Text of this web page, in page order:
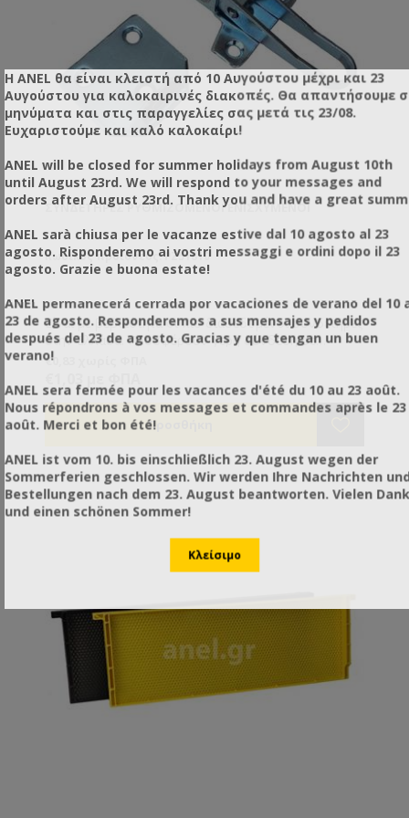
ΣΥΝΔΕΤΉΡΕΣ ΡΥΘΜΙΖΌΜΕΝΟΙ ΕΝΙΣΧΥΜΈΝΟΙ
Κωδικός προϊόντος: PZ51810
Είναι με βεβαιότητα οι πιο διαδεδομένοι συνδετήρες
στην Ελλάδα. Προσφέρουν γερή σύνδεση σε
πατώματα, βάσεις και καπάκι, ενώ ρυθμίζονται σε
σίδερο.Ελληνικής κατασκευής.
€0,83 χωρίς ΦΠΑ
Η ANEL θα είναι κλειστή από 10 Αυγούστου μέχρι και 23
Αυγούστου για καλοκαιρινές διακοπές. Θα απαντήσουμε
μηνύματα και στις παραγγελίες σας μετά τις 23/08.
Ευχαριστούμε και καλό καλοκαίρι!
ANEL will be closed for summer holidays from August 10th
until August 23rd. We will respond to your messages and
orders after August 23rd. Thank you and have a great
ANEL sarà chiusa per le vacanze estive dal 10 agosto al 23
agosto. Risponderemo ai vostri messaggi e ordini dopo il 23
agosto. Grazie e buona estate!
ANEL permanecerá cerrada por vacaciones de verano del 10
23 de agosto. Responderemos a sus mensajes y pedidos
después del 23 de agosto. Gracias y que tengan un buen
verano!
ANEL sera fermée pour les vacances d'été du 10 au 23 août.
Nous répondrons à vos messages et commandes après le 23
août. Merci et bon été!
ANEL ist vom 10. bis einschließlich 23. August wegen der
Sommerferien geschlossen. Wir werden Ihre Nachrichten
Bestellungen nach dem 23. August beantworten. Vielen Dank
und einen schönen Sommer!